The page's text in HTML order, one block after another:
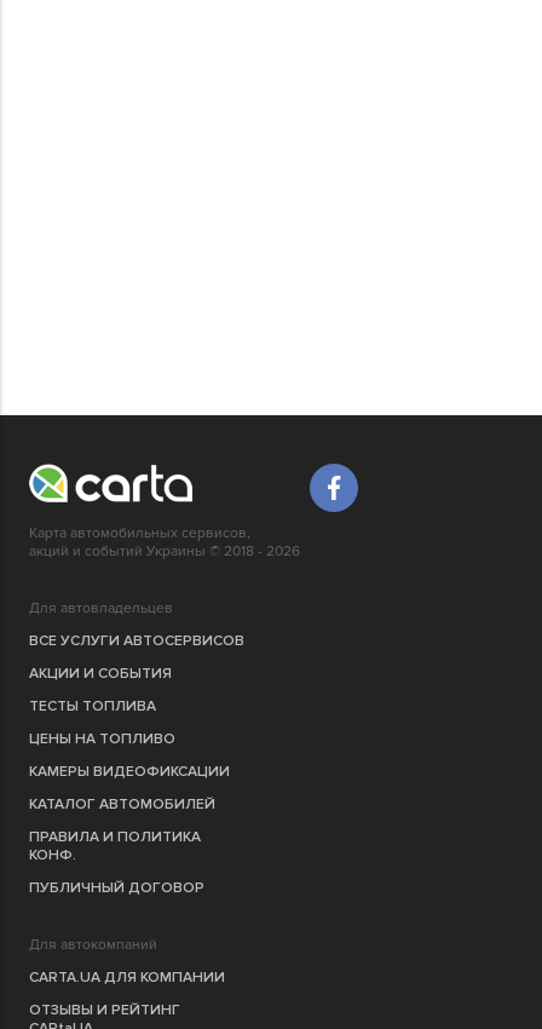
Карта автомобильных сервисов,
акций и событий Украины © 2018 - 2026
Для автовладельцев
ВСЕ УСЛУГИ АВТОСЕРВИСОВ
АКЦИИ И СОБЫТИЯ
ТЕСТЫ ТОПЛИВА
ЦЕНЫ НА ТОПЛИВО
КАМЕРЫ ВИДЕОФИКСАЦИИ
КАТАЛОГ АВТОМОБИЛЕЙ
ПРАВИЛА И ПОЛИТИКА
КОНФ.
ПУБЛИЧНЫЙ ДОГОВОР
Для автокомпаний
CARTA.UA ДЛЯ КОМПАНИИ
ОТЗЫВЫ И РЕЙТИНГ